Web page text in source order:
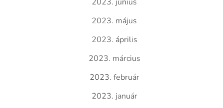
2023. május
2023. április
2023. március
2023. február
2023. január